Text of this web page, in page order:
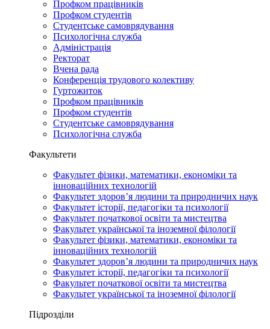
Профком працівників
Профком студентів
Студентське самоврядування
Психологічна служба
Адміністрація
Ректорат
Вчена рада
Конференція трудового колективу
Гуртожиток
Профком працівників
Профком студентів
Студентське самоврядування
Психологічна служба
Факультети
Факультет фізики, математики, економіки та
інноваційних технологій
Факультет здоров’я людини та природничих наук
Факультет історії, педагогіки та психології
Факультет початкової освіти та мистецтва
Факультет української та іноземної філології
Факультет фізики, математики, економіки та
інноваційних технологій
Факультет здоров’я людини та природничих наук
Факультет історії, педагогіки та психології
Факультет початкової освіти та мистецтва
Факультет української та іноземної філології
Підрозділи